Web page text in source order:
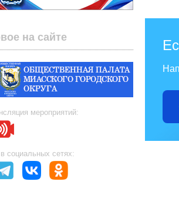
на сайте
мероприятий:
социальных сетях: